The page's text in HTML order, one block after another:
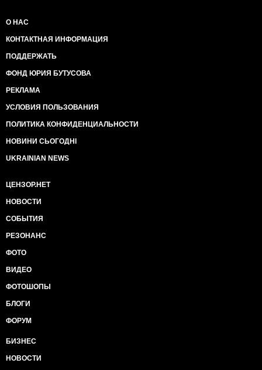
О НАС
КОНТАКТНАЯ ИНФОРМАЦИЯ
ПОДДЕРЖАТЬ
ФОНД ЮРИЯ БУТУСОВА
РЕКЛАМА
УСЛОВИЯ ПОЛЬЗОВАНИЯ
ПОЛИТИКА КОНФИДЕНЦИАЛЬНОСТИ
НОВИНИ СЬОГОДНІ
UKRAINIAN NEWS
ЦЕНЗОР.НЕТ
НОВОСТИ
СОБЫТИЯ
РЕЗОНАНС
ФОТО
ВИДЕО
ФОТОШОПЫ
БЛОГИ
ФОРУМ
БИЗНЕС
НОВОСТИ